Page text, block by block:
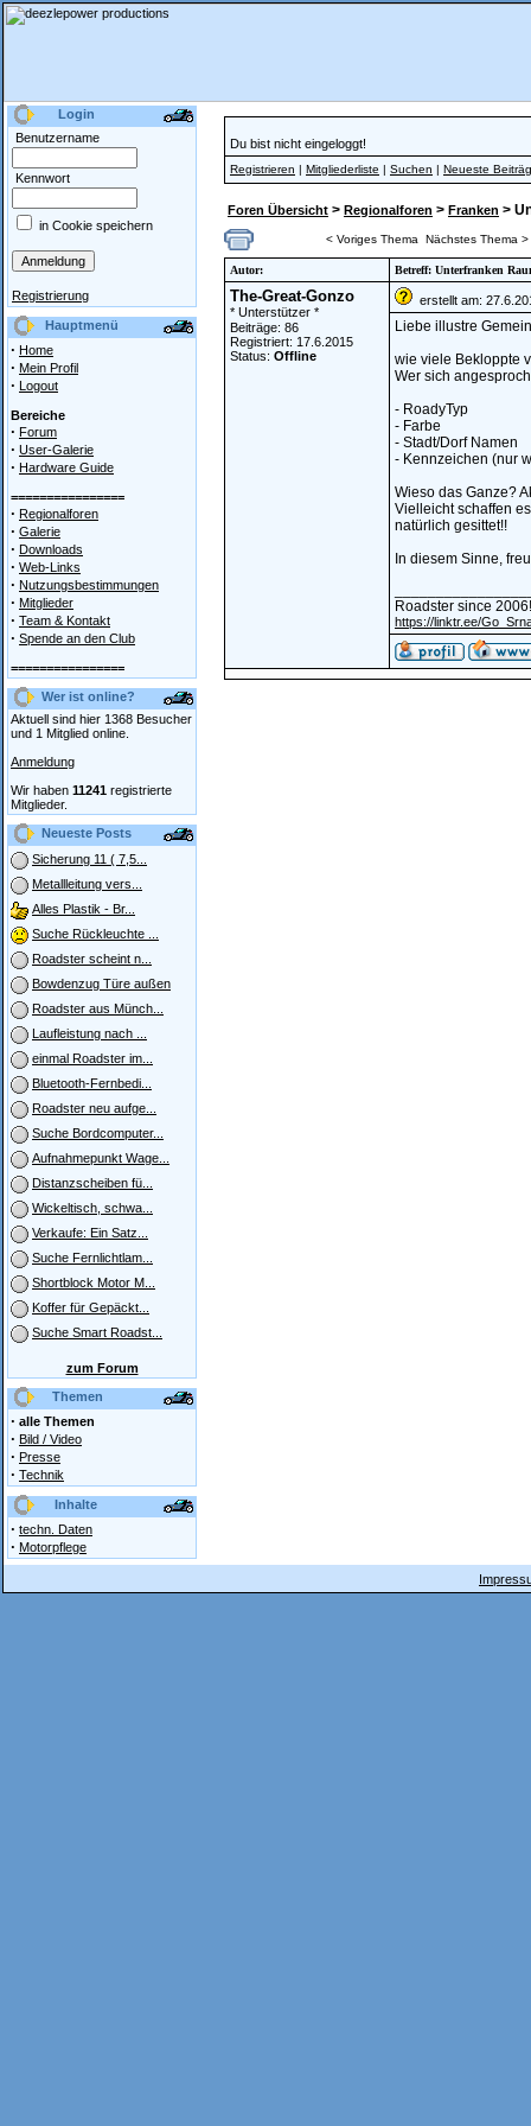
Login
Benutzername
Kennwort
in Cookie speichern
Registrierung
Hauptmenü
· Home
· Mein Profil
· Logout
Bereiche
· Forum
· User-Galerie
· Hardware Guide
================
· Regionalforen
· Galerie
· Downloads
· Web-Links
· Nutzungsbestimmungen
· Mitglieder
· Team & Kontakt
· Spende an den Club
================
Wer ist online?
Aktuell sind hier 1368 Besucher
und 1 Mitglied online.
Anmeldung
Wir haben 11241 registrierte
Mitglieder.
Neueste Posts
Sicherung 11 ( 7,5...
Metallleitung vers...
Alles Plastik - Br...
Suche Rückleuchte ...
Roadster scheint n...
Bowdenzug Türe außen
Roadster aus Münch...
Laufleistung nach ...
einmal Roadster im...
Bluetooth-Fernbedi...
Roadster neu aufge...
Suche Bordcomputer...
Aufnahmepunkt Wage...
Distanzscheiben fü...
Wickeltisch, schwa...
Verkaufe: Ein Satz...
Suche Fernlichtlam...
Shortblock Motor M...
Koffer für Gepäckt...
Suche Smart Roadst...
zum Forum
Themen
· alle Themen
· Bild / Video
· Presse
· Technik
Inhalte
· techn. Daten
· Motorpflege
Du bist nicht eingeloggt!
Registrieren | Mitgliederliste | Suchen | Neueste
Foren Übersicht > Regionalforen > Franken >
< Voriges Thema Nächstes Thema >
Autor: Betreff: Unterfranken
The-Great-Gonzo
* Unterstützer *
Beiträge: 86
Registriert: 17.6.2015
Status: Offline
erstellt am:
Liebe illustre
wie viele Bekloppte
Wer sich
- RoadyTyp
- Farbe
- Stadt/Dorf Namen
- Kennzeichen (nur
Wieso das Ganze?
Vielleicht schaffen
natürlich gesittet!!
In diesem Sinne,
Roadster since 2006!
https://linktr.ee/